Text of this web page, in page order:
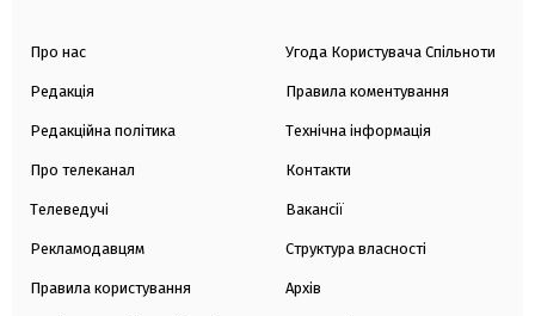
Про нас
Редакція
Редакційна політика
Про телеканал
Телеведучі
Рекламодавцям
Правила користування
Угода Користувача Спільноти
Правила коментування
Технічна інформація
Контакти
Вакансії
Структура власності
Архів